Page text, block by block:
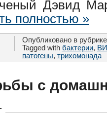
Дэвид
полностью »
Опубликовано в
Tagged with бактерии,
патогены, трихомонада
с